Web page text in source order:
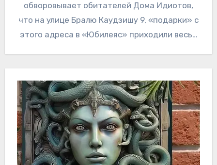
обворовывает обитателей Дома Идиотов,
что на улице Бралю Каудзишу 9, «подарки» с
этого адреса в «Юбилеяс» приходили весь…